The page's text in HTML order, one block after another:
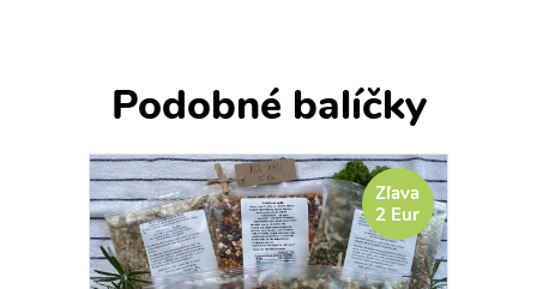
Podobné balíčky
Zľava
2 Eur